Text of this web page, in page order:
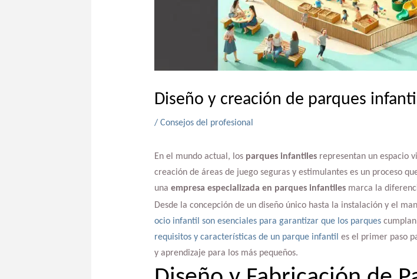
Diseño y creación de parques
/ Consejos del profesional
En el mundo actual, los parques infantilesrepresentan un espacio
creación de áreas de juego seguras y estimulantes es un proceso
una empresa especializada en parques infantilesmarca la
Desde la concepción de un diseño único hasta la instalación y el
ocio infantil son esenciales para garantizar que los parquescumplan
requisitos y características de un parque infantil es el primer paso
y aprendizaje para los más pequeños.